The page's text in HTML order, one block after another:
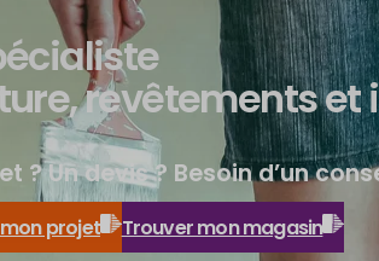
revêtements et
? Un devis ? Besoin d’un
projet Trouver mon magasin